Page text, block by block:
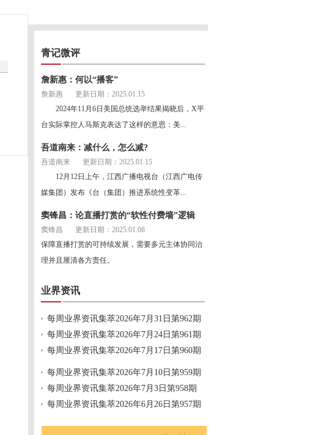
青记微评
詹新惠：何以“播客”
詹新惠
更新日期：2025.01.15
2024年11月6日美国总统选举结果揭晓后，X平
台实际掌控人马斯克表达了这样的意思：美...
吾道南来：减什么，怎么减?
吾道南来
更新日期：2025.01.15
12月12日上午，江西广播电视台（江西广电传
媒集团）发布《台（集团）推进系统性变革...
窦锋昌：论直播打赏的“软性付费墙”逻辑
窦锋昌
更新日期：2025.01.08
保障直播打赏的可持续发展，需要多元主体协同治
理并且厘清各方责任。
业界资讯
每周业界资讯集萃2026年7月31日第962期
每周业界资讯集萃2026年7月24日第961期
每周业界资讯集萃2026年7月17日第960期
每周业界资讯集萃2026年7月10日第959期
每周业界资讯集萃2026年7月3日第958期
每周业界资讯集萃2026年6月26日第957期